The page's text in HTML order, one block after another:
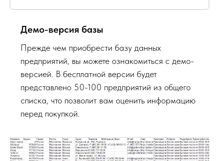
Демо-версия базы
Прежде чем приобрести базу данных
предприятий, вы можете ознакомиться с демо-
версией. В бесплатной версии будет
представлено 50-100 предприятий из общего
списка, что позволит вам оценить информацию
перед покупкой.